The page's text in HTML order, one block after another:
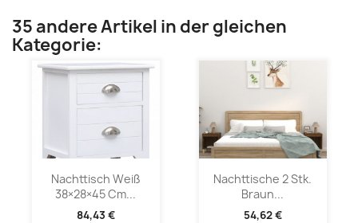
35 andere Artikel in der gleichen
Kategorie:
Nachttisch Weiß
38×28×45 Cm...
84,43 €
Nachttische 2 Stk.
Braun...
54,62 €